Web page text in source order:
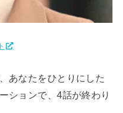
あなたをひとりにした
ションで、4話が終わり